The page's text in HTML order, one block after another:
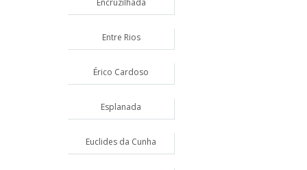
Encruzilhada
Entre Rios
Érico Cardoso
Esplanada
Euclides da Cunha